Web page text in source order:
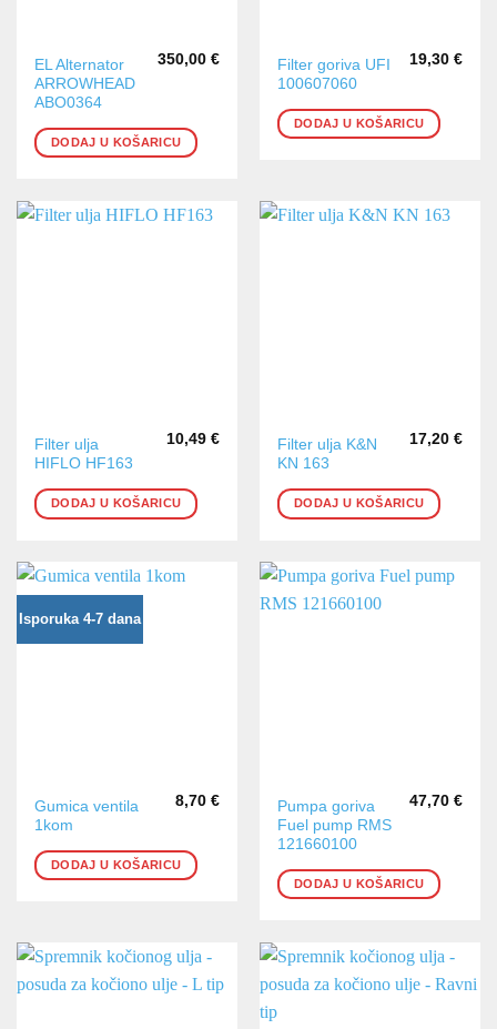
EL Alternator
ARROWHEAD
ABO0364
350,00 €
DODAJ U KOŠARICU
Filter goriva UFI
100607060
19,30 €
DODAJ U KOŠARICU
Filter ulja
HIFLO HF163
10,49 €
DODAJ U KOŠARICU
Filter ulja K&N
KN 163
17,20 €
DODAJ U KOŠARICU
Isporuka 4-7 dana
Gumica ventila
1kom
8,70 €
DODAJ U KOŠARICU
Pumpa goriva
Fuel pump RMS
121660100
47,70 €
DODAJ U KOŠARICU